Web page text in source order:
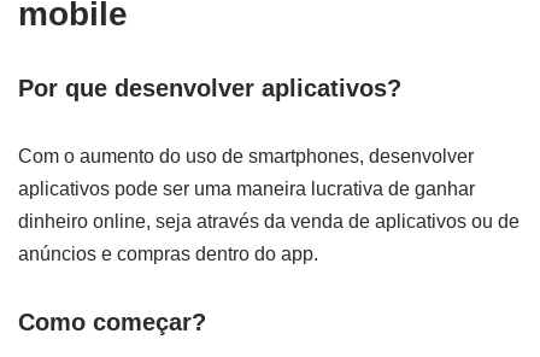
mobile
Por que desenvolver aplicativos?
Com o aumento do uso de smartphones, desenvolver
aplicativos pode ser uma maneira lucrativa de ganhar
dinheiro online, seja através da venda de aplicativos ou de
anúncios e compras dentro do app.
Como começar?